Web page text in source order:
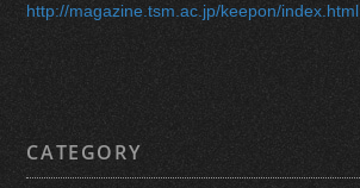
http://magazine.tsm.ac.jp/keepon/index.html
CATEGORY